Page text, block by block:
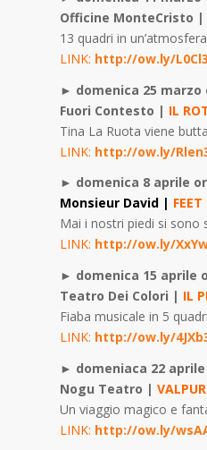
Officine MonteCristo |
13 quadri in
LINK: http://ow.ly/
► domenica 25 marzo
Fuori Contesto | IL
Tina La Ruota viene
LINK: http://ow.ly/
► domenica 8 aprile
Monsieur David |
Mai i nostri piedi si sono
LINK: http://ow.ly/
► domenica 15 aprile
Teatro Dei Colori | IL
Fiaba musicale in 5
LINK: http://ow.ly/
► domeniaca 22 aprile
Nogu Teatro |
Un viaggio magico e
LINK: http://ow.ly/